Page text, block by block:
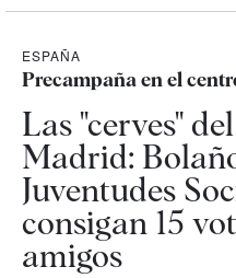
ESPAÑA
Precampaña en el
Las "cerves"
Madrid:
Juventudes
consigan 15
amigos